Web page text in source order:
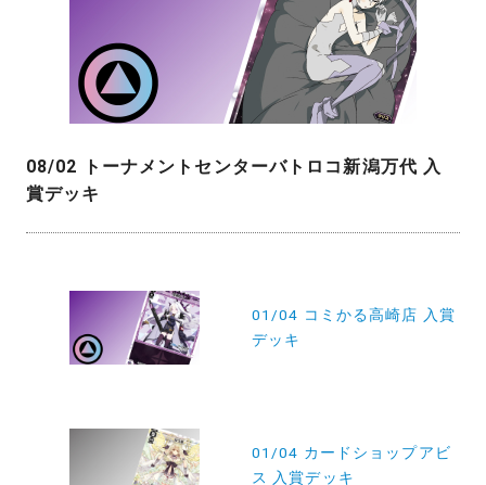
08/02 トーナメントセンターバトロコ新潟万代 入
賞デッキ
01/04 コミかる高崎店 入賞
デッキ
01/04 カードショップアビ
ス 入賞デッキ